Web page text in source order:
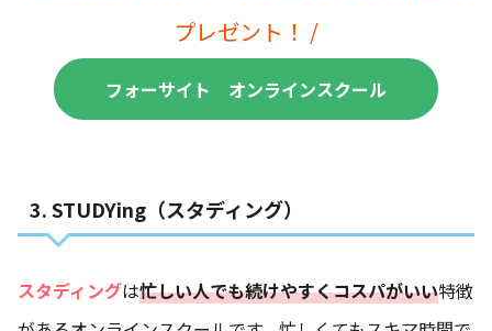
プレゼント！ /
フォーサイト オンラインスクール
3. STUDYing（スタディング）
スタディングは忙しい人でも続けやすくコスパがいい特徴